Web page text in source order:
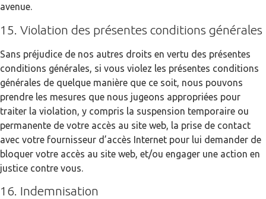
avenue.
15. Violation des présentes conditions générales
Sans préjudice de nos autres droits en vertu des présentes
conditions générales, si vous violez les présentes conditions
générales de quelque manière que ce soit, nous pouvons
prendre les mesures que nous jugeons appropriées pour
traiter la violation, y compris la suspension temporaire ou
permanente de votre accès au site web, la prise de contact
avec votre fournisseur d’accès Internet pour lui demander de
bloquer votre accès au site web, et/ou engager une action en
justice contre vous.
16. Indemnisation